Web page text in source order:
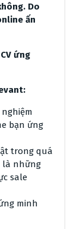
Do
ấn
ứng
bạn ứng
trong quá
là những
sale
minh